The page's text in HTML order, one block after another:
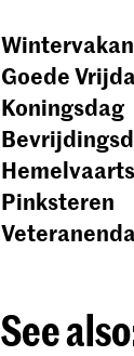
Goede
Koningsdag
Pinksteren
See